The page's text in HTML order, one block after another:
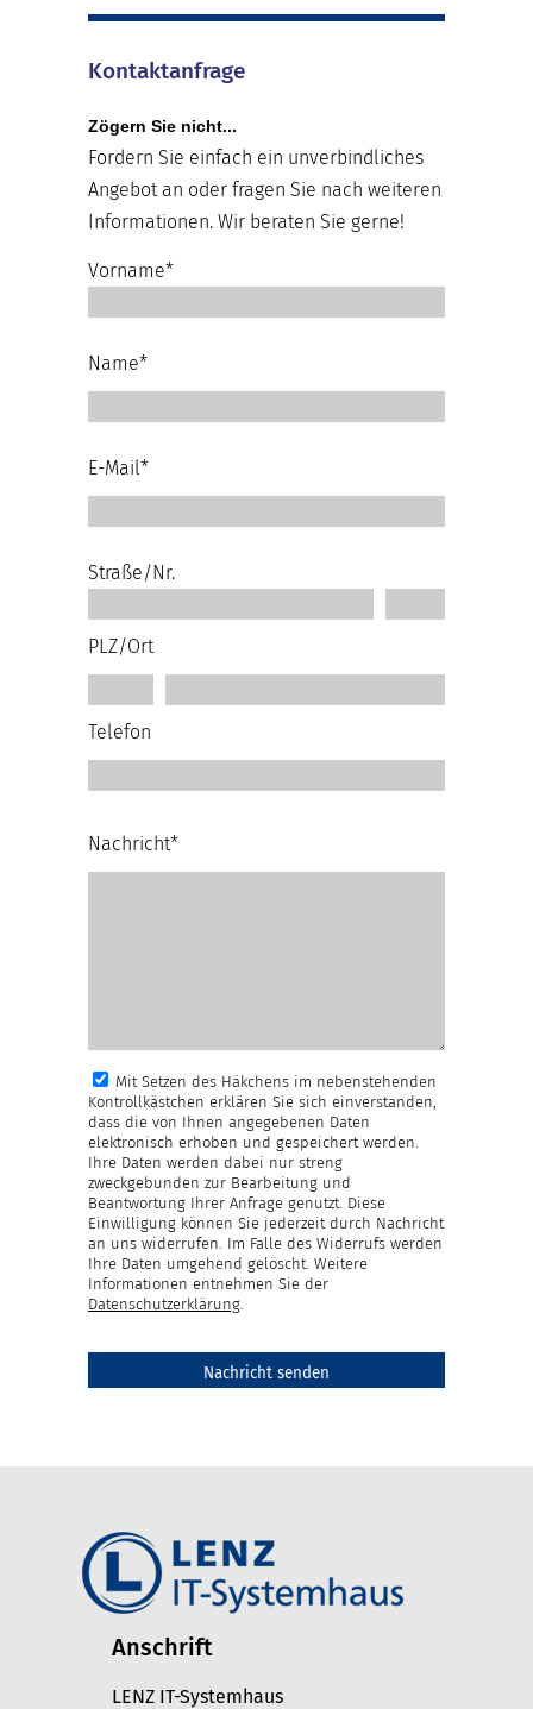
Kontaktanfrage
Zögern Sie nicht...
Fordern Sie einfach ein unverbindliches
Angebot an oder fragen Sie nach weiteren
Informationen. Wir beraten Sie gerne!
Vorname*
Name*
E-Mail*
Straße/Nr.
PLZ/Ort
Telefon
Nachricht*
Mit Setzen des Häkchens im nebenstehenden
Kontrollkästchen erklären Sie sich einverstanden,
dass die von Ihnen angegebenen Daten
elektronisch erhoben und gespeichert werden.
Ihre Daten werden dabei nur streng
zweckgebunden zur Bearbeitung und
Beantwortung Ihrer Anfrage genutzt. Diese
Einwilligung können Sie jederzeit durch Nachricht
an uns widerrufen. Im Falle des Widerrufs werden
Ihre Daten umgehend gelöscht. Weitere
Informationen entnehmen Sie der
Datenschutzerklärung
Anschrift
LENZ IT-Systemhaus